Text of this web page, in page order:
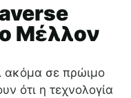
Μέλλον
ακόμα σε πρώιμο
ότι η τεχνολογία